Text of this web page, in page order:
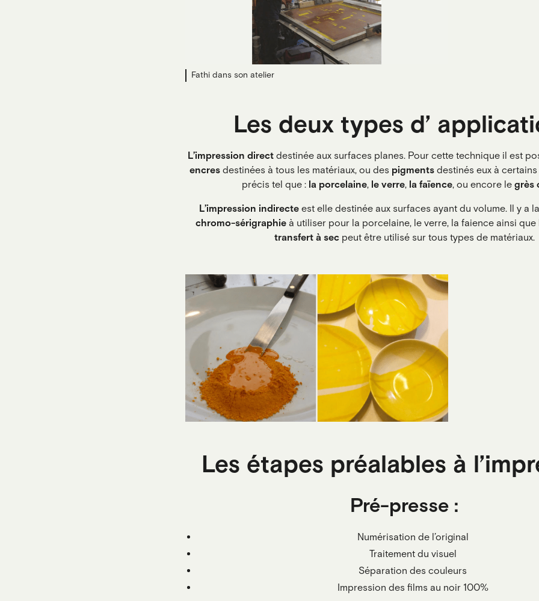
Fathi dans son atelier
Les deux types d’
L’impression directdestinée aux surfaces planes. Pour cette technique il est
encresdestinées à tous les matériaux, ou des pigmentsdestinés eux à
précis tel que : la porcelaine, le verre, la faïence, ou encore legrès
L’impression indirecteest elle destinée aux surfaces ayant du volume. Il y a
chromo-sérigraphieà utiliser pour la porcelaine, le verre, la faience ainsi que
transfert à secpeut être utilisé sur tous types de matériaux.
Les étapes préalables à
Pré-presse :
Numérisation de l’original
Traitement du visuel
Séparation des couleurs
Impression des films au noir 100%